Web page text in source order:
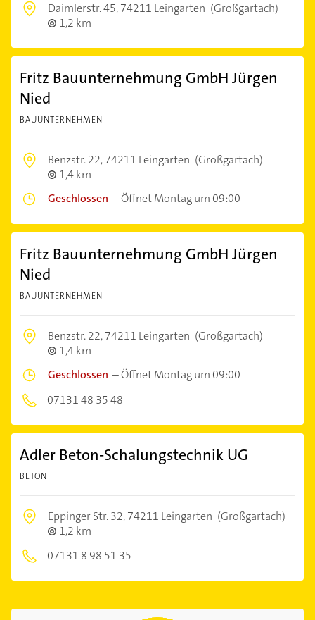
Daimlerstr. 45,74211 Leingarten (Großgartach)
1,2 km
Fritz Bauunternehmung GmbH Jürgen
Nied
BAUUNTERNEHMEN
Benzstr. 22,74211 Leingarten (Großgartach)
1,4 km
Geschlossen –Öffnet Montag um 09:00
Fritz Bauunternehmung GmbH Jürgen
Nied
BAUUNTERNEHMEN
Benzstr. 22,74211 Leingarten (Großgartach)
1,4 km
Geschlossen –Öffnet Montag um 09:00
07131 48 35 48
Adler Beton-Schalungstechnik UG
BETON
Eppinger Str. 32,74211 Leingarten (Großgartach)
1,2 km
07131 8 98 51 35